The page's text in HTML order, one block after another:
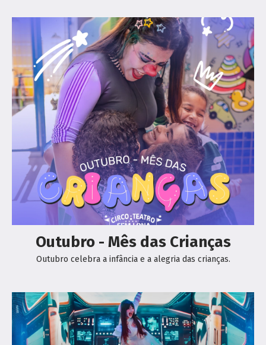
Outubro - Mês das Crianças
Outubro celebra a infância e a alegria das crianças.